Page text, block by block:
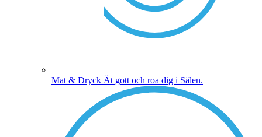
Mat & Dryck Ät gott och roa dig i Sälen.